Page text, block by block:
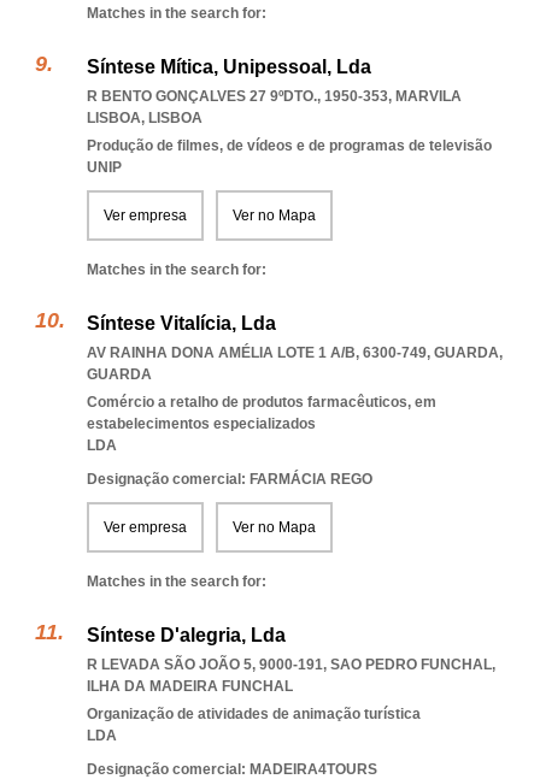
Matches in the search for:
Síntese Mítica, Unipessoal, Lda
R BENTO GONÇALVES 27 9ºDTO., 1950-353, MARVILA
LISBOA, LISBOA
Produção de filmes, de vídeos e de programas de televisão
UNIP
Ver empresa Ver no Mapa
Matches in the search for:
Síntese Vitalícia, Lda
AV RAINHA DONA AMÉLIA LOTE 1 A/B, 6300-749, GUARDA,
GUARDA
Comércio a retalho de produtos farmacêuticos, em
estabelecimentos especializados
LDA
Designação comercial: FARMÁCIA REGO
Ver empresa Ver no Mapa
Matches in the search for:
Síntese D'alegria, Lda
R LEVADA SÃO JOÃO 5, 9000-191, SAO PEDRO FUNCHAL,
ILHA DA MADEIRA FUNCHAL
Organização de atividades de animação turística
LDA
Designação comercial: MADEIRA4TOURS